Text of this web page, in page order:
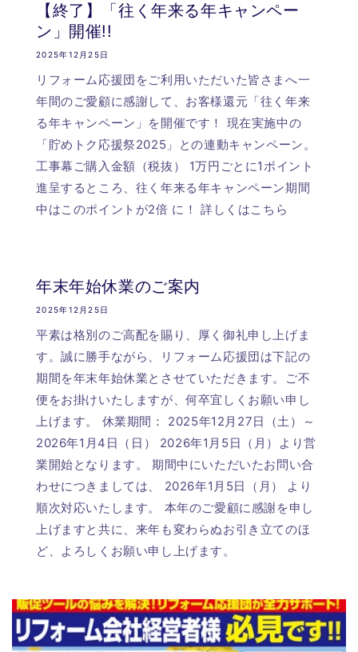
【終了】「往く年来る年キャンペー
ン」開催!!
2025年12月25日
リフォーム応援団をご利用いただいた皆さまへ一
年間のご愛顧に感謝して、お客様還元「往く年来
る年キャンペーン」を開催です！ 現在実施中の
「貯めトク応援祭2025」との連動キャンペーン。
工事幕ご購入金額（税抜） 1万円ごとに1ポイント
進呈するところ、往く年来る年キャンペーン期間
中はこのポイントが2倍 に！ 詳しくはこちら
年末年始休業のご案内
2025年12月25日
平素は格別のご高配を賜り、厚く御礼申し上げま
す。誠に勝手ながら、リフォーム応援団は下記の
期間を年末年始休業とさせていただきます。ご不
便をお掛けいたしますが、何卒宜しくお願い申し
上げます。 休業期間： 2025年12月27日（土）～
2026年1月4日（日） 2026年1月5日（月）より営
業開始となります。 期間中にいただいたお問い合
わせにつきましては、 2026年1月5日（月） より
順次対応いたします。 本年のご愛顧に感謝を申し
上げますと共に、来年も変わらぬお引き立てのほ
ど、よろしくお願い申し上げます。